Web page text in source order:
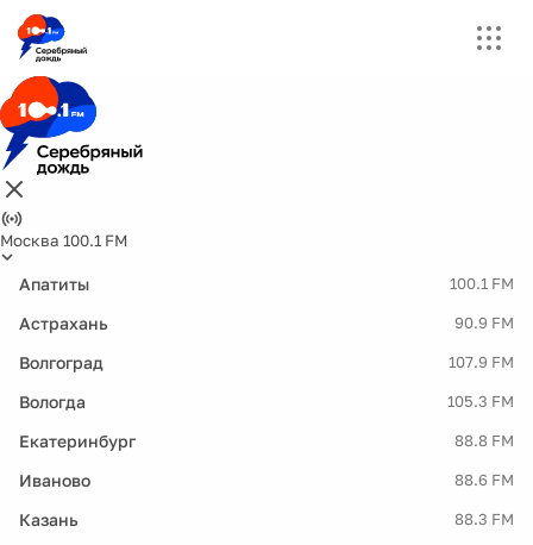
Москва 100.1 FM
Апатиты 100.1 FM
Астрахань 90.9 FM
Волгоград 107.9 FM
Вологда 105.3 FM
Екатеринбург 88.8 FM
Иваново 88.6 FM
Казань 88.3 FM